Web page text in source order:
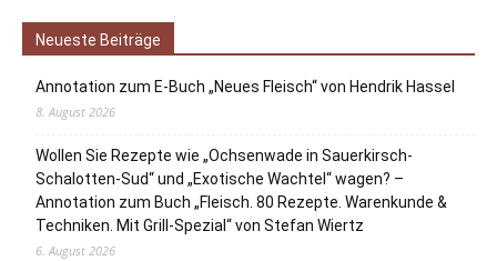
Neueste Beiträge
Annotation zum E-Buch „Neues Fleisch“ von Hendrik Hassel
8. August 2026
Wollen Sie Rezepte wie „Ochsenwade in Sauerkirsch-
Schalotten-Sud“ und „Exotische Wachtel“ wagen? –
Annotation zum Buch „Fleisch. 80 Rezepte. Warenkunde &
Techniken. Mit Grill-Spezial“ von Stefan Wiertz
6. August 2026